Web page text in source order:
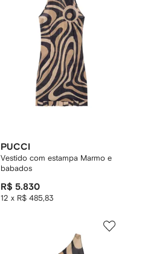
PUCCI
Vestido com estampa Marmo e
babados
R$ 5.830
12 x R$ 485,83